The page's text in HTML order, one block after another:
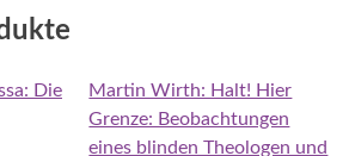
Die
Martin Wirth: Halt! Hier
Grenze: Beobachtungen
eines blinden Theologen und